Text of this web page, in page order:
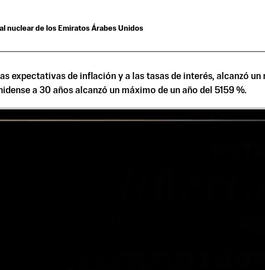
nuclear de los Emiratos Árabes Unidos
expectativas de inflación y a las tasas de interés, alcanzó un
a 30 años alcanzó un máximo de un año del 5159 %.